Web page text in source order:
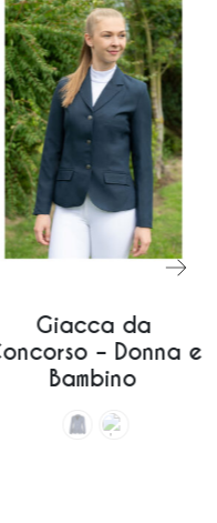
Giacca da
– Donna e
Bambino